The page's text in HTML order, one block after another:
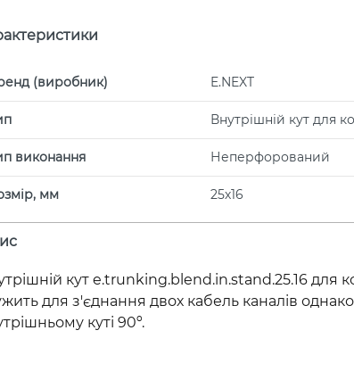
(виробник) E.NEXT
Внутрішній кут для
виконання Неперфорований
мм 25х16
кут e.trunking.blend.in.stand.25.16 для
для з'єднання двох кабель каналів
куті 90º.